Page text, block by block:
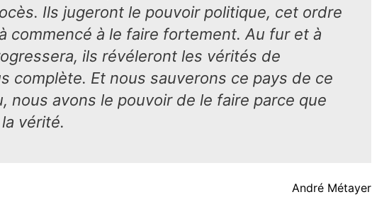
Ils jugeront le pouvoir politique, cet ordre
commencé à le faire fortement. Au fur et à
ils révéleront les vérités de
complète. Et nous sauverons ce pays de ce
nous avons le pouvoir de le faire parce que
vérité.
André Métayer